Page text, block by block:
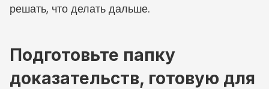
решать, что делать дальше.
Подготовьте папку
доказательств, готовую для